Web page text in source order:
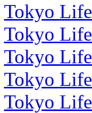
Tokyo Life
Tokyo Life
Tokyo Life
Tokyo Life
Tokyo Life